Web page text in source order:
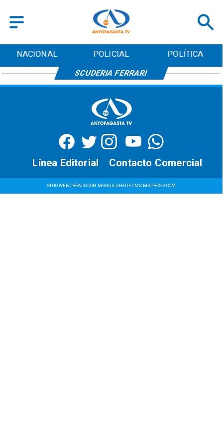
NACIONAL POLICIAL POLÍTICA
SCUDERIA FERRARI
SITIO WEB CREADO CON MSBUILDER DE CMS-MSPRESS.COM
Contacto Comercial
Línea Editorial